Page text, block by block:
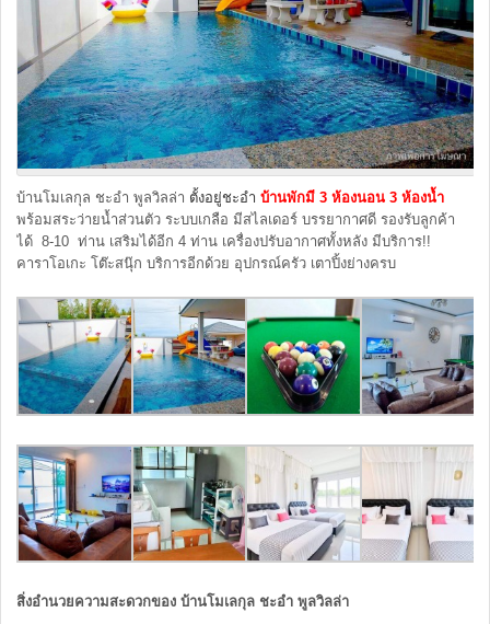
บ้านโมเลกุล ชะอำ พูลวิลล่า ตั้งอยู่ชะอำ บ้านพักมี 3 ห้องนอน 3 ห้องน้ำ
พร้อมสระว่ายน้ำส่วนตัว ระบบเกลือ มีสไลเดอร์ บรรยากาศดี รองรับลูกค้า
ได้ 8-10 ท่าน เสริมได้อีก 4 ท่าน เครื่องปรับอากาศทั้งหลัง มีบริการ!!
คาราโอเกะ โต๊ะสนุ๊ก บริการอีกด้วย อุปกรณ์ครัว เตาปิ้งย่างครบ
สิ่งอำนวยความสะดวกของ บ้านโมเลกุล ชะอำ พูลวิลล่า